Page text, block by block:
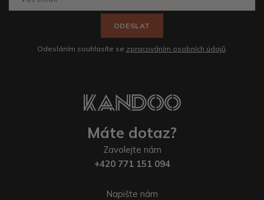
ODESLAT
Odesláním souhlasíte se zpracováním osobních údajů.
Máte dotaz?
Zavolejte nám
+420 771 151 094
Napište nám